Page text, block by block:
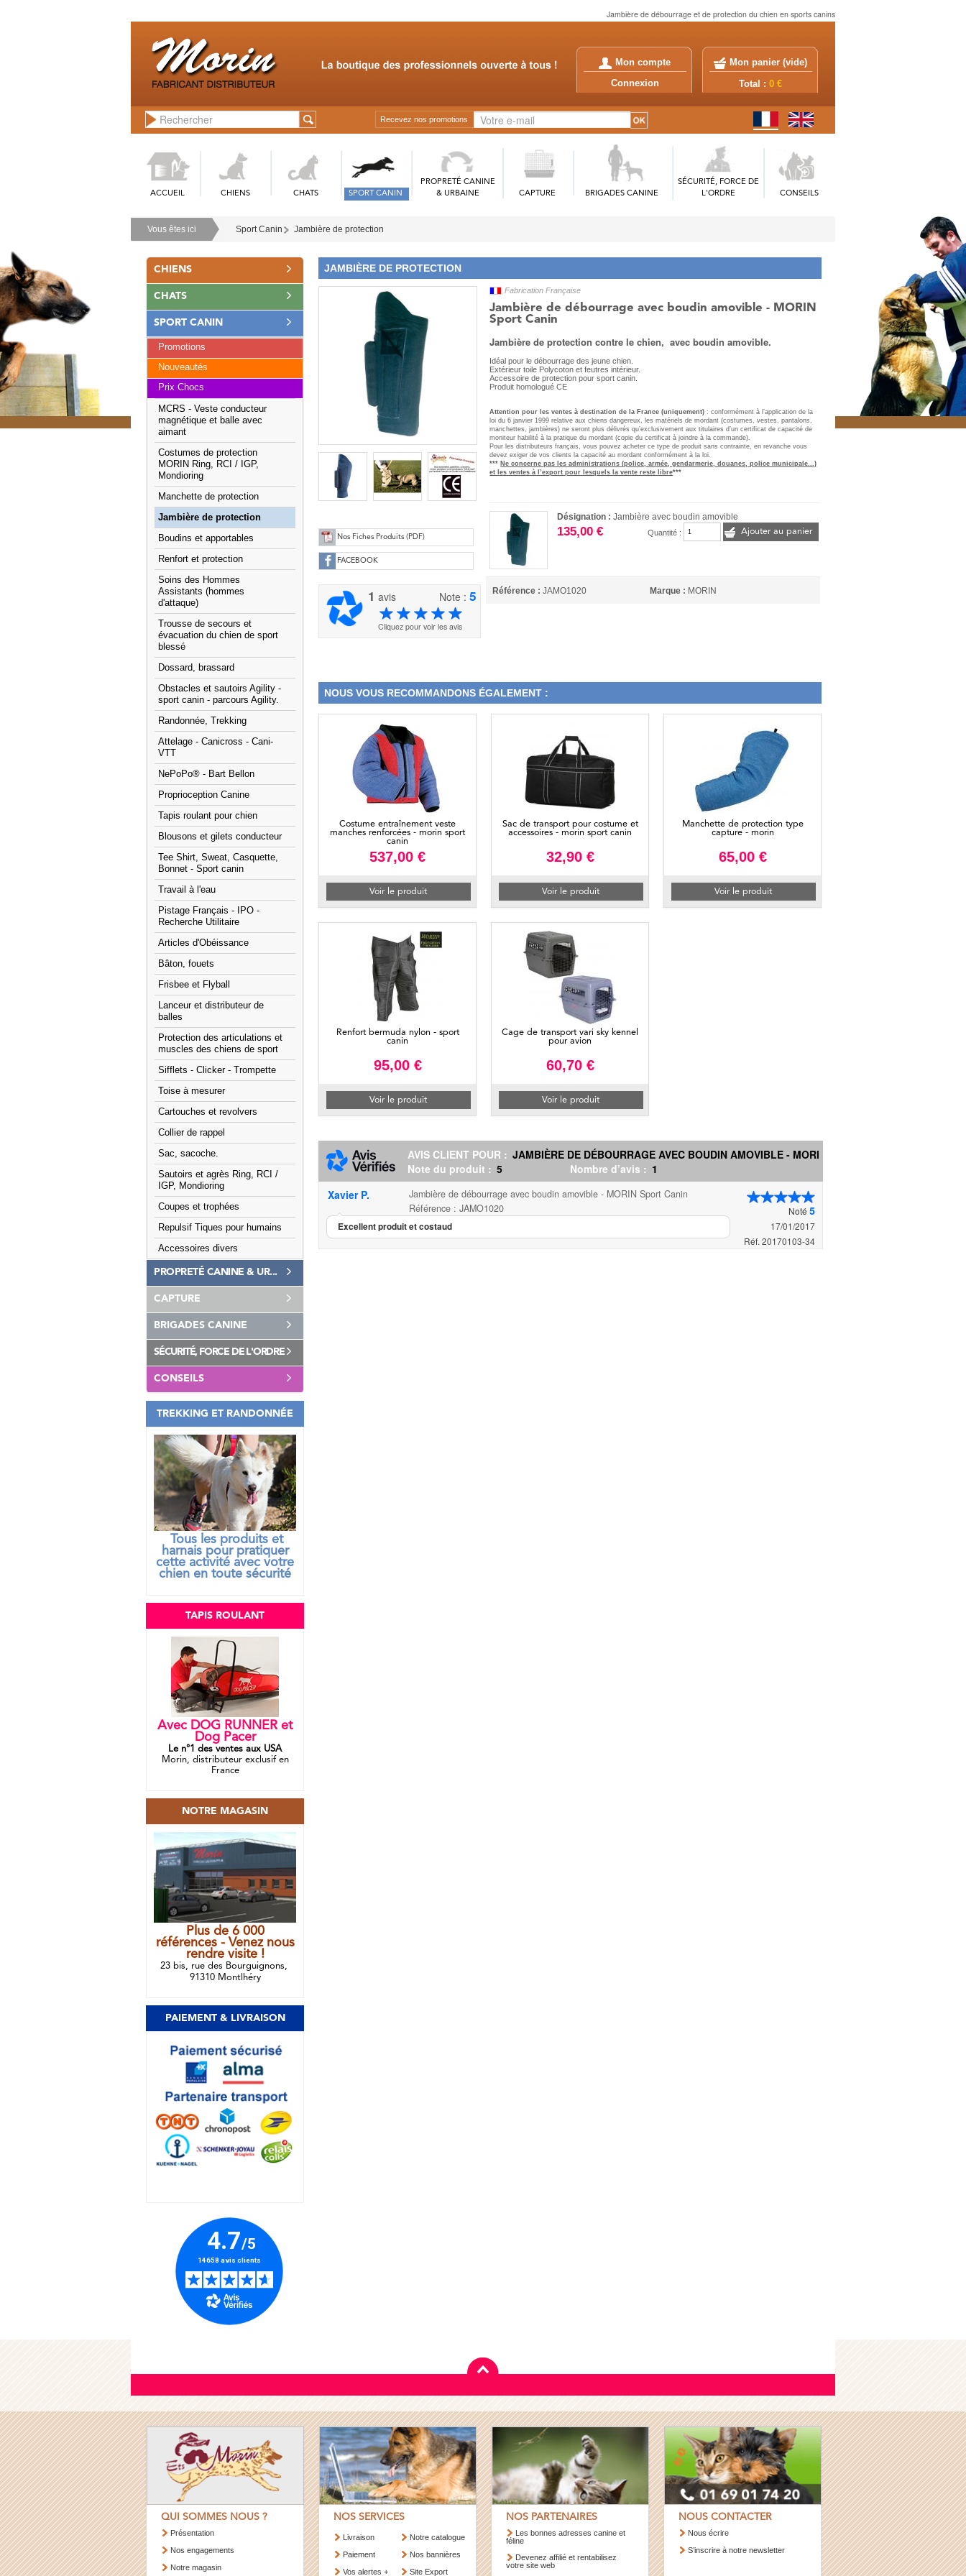
Jambière de débourrage et de protection du chien en sports canins
Mon compte
Connexion
Mon panier (vide)
Total : 0 €
Recevez nos promotions
ACCUEIL CHIENS CHATS SPORT CANIN
PROPRETÉ CANINE
& URBAINE
CAPTURE BRIGADES CANINE
SÉCURITÉ, FORCE DE
L'ORDRE
CONSEILS
Vous êtes ici Sport Canin Jambière de protection
CHIENS
CHATS
SPORT CANIN
Promotions
Nouveautés
Prix Chocs
MCRS - Veste conducteur
magnétique et balle avec
aimant
Costumes de protection
MORIN Ring, RCI / IGP,
Mondioring
Manchette de protection
Jambière de protection
Boudins et apportables
Renfort et protection
Soins des Hommes
Assistants (hommes
d'attaque)
Trousse de secours et
évacuation du chien de sport
blessé
Dossard, brassard
Obstacles et sautoirs Agility -
sport canin - parcours Agility.
Randonnée, Trekking
Attelage - Canicross - Cani-
VTT
NePoPo® - Bart Bellon
Proprioception Canine
Tapis roulant pour chien
Blousons et gilets conducteur
Tee Shirt, Sweat, Casquette,
Bonnet - Sport canin
Travail à l'eau
Pistage Français - IPO -
Recherche Utilitaire
Articles d'Obéissance
Bâton, fouets
Frisbee et Flyball
Lanceur et distributeur de
balles
Protection des articulations et
muscles des chiens de sport
Sifflets - Clicker - Trompette
Toise à mesurer
Cartouches et revolvers
Collier de rappel
Sac, sacoche.
Sautoirs et agrès Ring, RCI /
IGP, Mondioring
Coupes et trophées
Repulsif Tiques pour humains
Accessoires divers
PROPRETÉ CANINE & UR...
CAPTURE
BRIGADES CANINE
SÉCURITÉ, FORCE DE L'ORDRE
CONSEILS
TREKKING ET RANDONNÉE
Tous les produits et
harnais pour pratiquer
cette activité avec votre
chien en toute sécurité
TAPIS ROULANT
Avec DOG RUNNER et
Dog Pacer
Le n°1 des ventes aux USA
Morin, distributeur exclusif en
France
NOTRE MAGASIN
Plus de 6 000
références - Venez nous
rendre visite !
23 bis, rue des Bourguignons,
91310 Montlhéry
PAIEMENT & LIVRAISON
JAMBIÈRE DE PROTECTION
Nos Fiches Produits (PDF)
FACEBOOK
1 avis Note :5
Cliquez pour voir les avis
Fabrication Française
Jambière de débourrage avec boudin amovible - MORIN
Sport Canin
Jambière de protection contre le chien, avec boudin amovible.
Idéal pour le débourrage des jeune chien.
Extérieur toile Polycoton et feutres intérieur.
Accessoire de protection pour sport canin.
Produit homologué CE
Attention pour les ventes à destination de la France (uniquement) : conformément à l’application de la
loi du 6 janvier 1999 relative aux chiens dangereux, les matériels de mordant (costumes, vestes, pantalons,
manchettes, jambières) ne seront plus délivrés qu’exclusivement aux titulaires d’un certificat de capacité de
moniteur habilité à la pratique du mordant (copie du certificat à joindre à la commande).
Pour les distributeurs français, vous pouvez acheter ce type de produit sans contrainte, en revanche vous
devez exiger de vos clients la capacité au mordant conformément à la loi.
*** Ne concerne pas les administrations (police, armée, gendarmerie, douanes, police municipale...)
et les ventes à l’export pour lesquels la vente reste libre***
Désignation :Jambière avec boudin amovible
135,00 € Quantité : Ajouter au panier
Référence : JAMO1020 Marque : MORIN
NOUS VOUS RECOMMANDONS ÉGALEMENT :
Costume entraînement veste
manches renforcées - morin sport
canin
537,00 €
Voir le produit
Sac de transport pour costume et
accessoires - morin sport canin
32,90 €
Voir le produit
Manchette de protection type
capture - morin
65,00 €
Voir le produit
Renfort bermuda nylon - sport
canin
95,00 €
Voir le produit
Cage de transport vari sky kennel
pour avion
60,70 €
Voir le produit
AVIS CLIENT POUR : JAMBIÈRE DE DÉBOURRAGE AVEC BOUDIN AMOVIBLE - MORIN ...
Note du produit : 5 Nombre d’avis : 1
Noté 5
17/01/2017
Réf. 20170103-34
Xavier P.
Jambière de débourrage avec boudin amovible - MORIN Sport Canin
Référence : JAMO1020
Excellent produit et costaud
QUI SOMMES NOUS ?
Présentation
Nos engagements
Notre magasin
NOS SERVICES
Livraison
Paiement
Vos alertes +
Notre catalogue
Nos bannières
Site Export
NOS PARTENAIRES
Les bonnes adresses canine et
féline
Devenez affilié et rentabilisez
votre site web
NOUS CONTACTER
Nous écrire
S’inscrire à notre newsletter